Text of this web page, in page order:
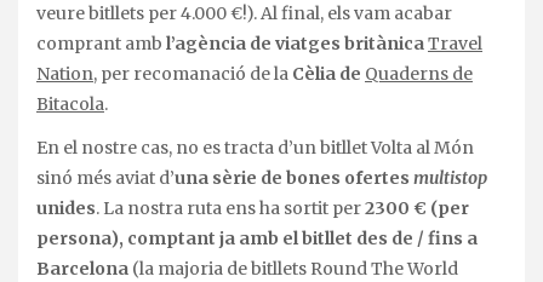
veure bitllets per 4.000 €!). Al final, els vam acabar
comprant amb l’agència de viatges britànicaTravel
Nation, per recomanació de la Cèlia de Quaderns de
Bitacola.
En el nostre cas, no es tracta d’un bitllet Volta al Món
sinó més aviat d’una sèrie de bones ofertes multistop
unides. La nostra ruta ens ha sortit per2300 € (per
persona), comptant ja amb el bitllet des de / fins a
Barcelona (la majoria de bitllets Round The World